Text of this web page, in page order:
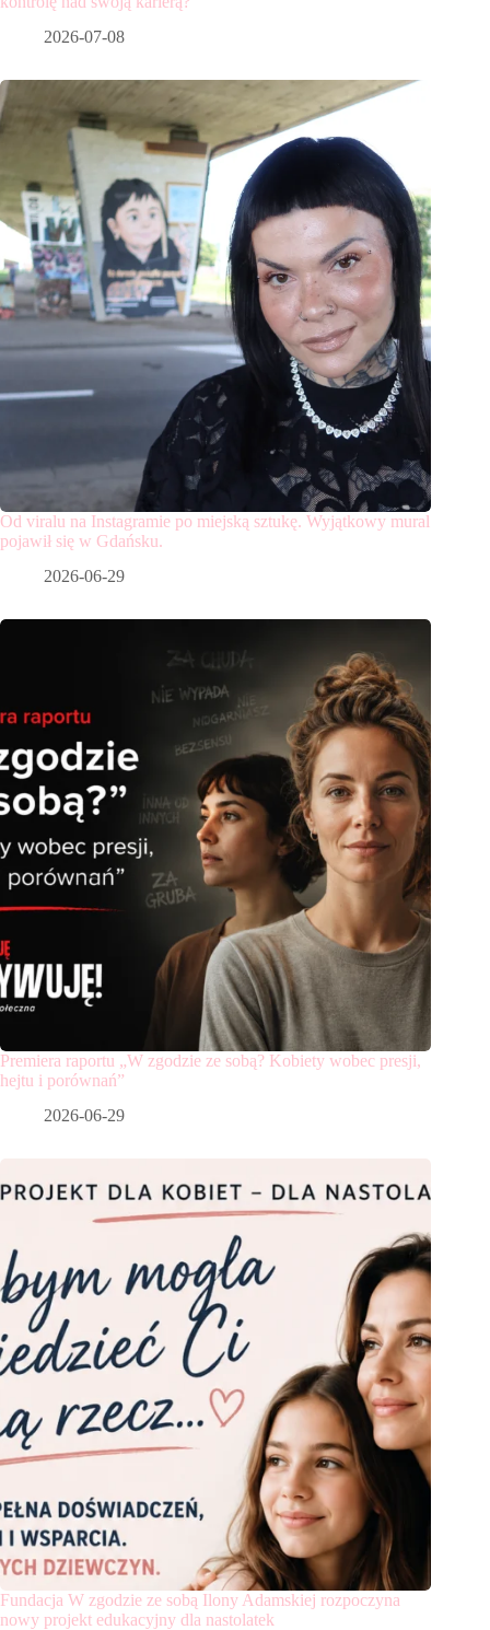
2026-07-08
Od viralu na Instagramie po miejską sztukę. Wyjątkowy mural
pojawił się w Gdańsku.
2026-06-29
Premiera raportu „W zgodzie ze sobą? Kobiety wobec presji,
hejtu i porównań”
2026-06-29
Fundacja W zgodzie ze sobą Ilony Adamskiej rozpoczyna
nowy projekt edukacyjny dla nastolatek